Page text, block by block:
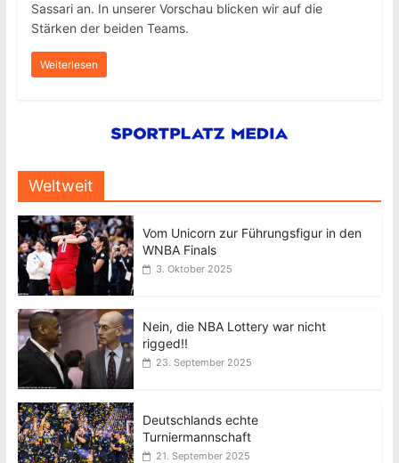
Sassari an. In unserer Vorschau blicken wir auf die
Stärken der beiden Teams.
Weiterlesen
Weltweit
Vom Unicorn zur Führungsfigur in den
WNBA Finals
3. Oktober 2025
Nein, die NBA Lottery war nicht
rigged!!
23. September 2025
Deutschlands echte
Turniermannschaft
21. September 2025